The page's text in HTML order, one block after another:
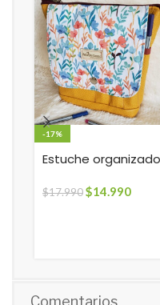
-17%
Estuche
$17.990$14.990
Comentarios